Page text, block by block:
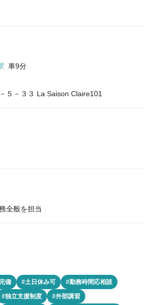
車9分
５－３３ La Saison Claire101
全般を担当
備 #土日休み可
#勤務時間応相談
#独立支援制度
#外部講習